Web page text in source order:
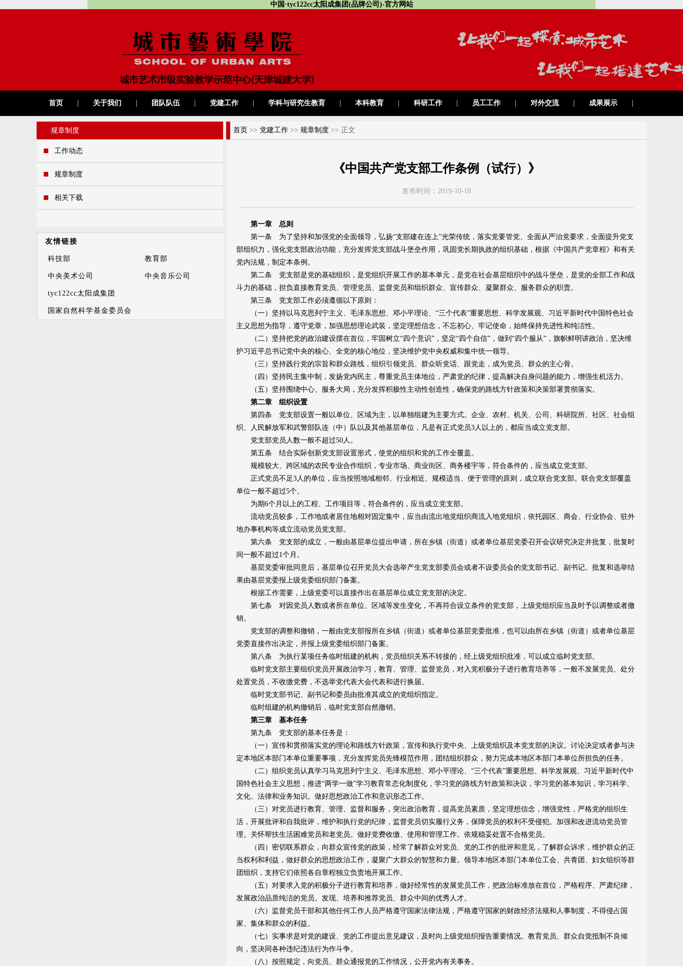
中国·tyc122cc太阳成集团(品牌公司)-官方网站
首页 关于我们 团队队伍 党建工作 学科与研究生教育 本科教育 科研工作 员工工作 对外交流 成果展示
首页 >> 党建工作 >> 规章制度 >> 正文
《中国共产党支部工作条例（试行）》
发布时间： 2019-10-18
第一章 总则
第一条 为了坚持和加强党的全面领导，弘扬“支部建在连上”光荣传统，落实党要管党、全面从严治党要求，全面提升党支
部组织力，强化党支部政治功能，充分发挥党支部战斗堡垒作用，巩固党长期执政的组织基础，根据《中国共产党章程》和有关
党内法规，制定本条例。
第二条 党支部是党的基础组织，是党组织开展工作的基本单元，是党在社会基层组织中的战斗堡垒，是党的全部工作和战
斗力的基础，担负直接教育党员、管理党员、监督党员和组织群众、宣传群众、凝聚群众、服务群众的职责。
第三条 党支部工作必须遵循以下原则：
（一）坚持以马克思列宁主义、毛泽东思想、邓小平理论、“三个代表”重要思想、科学发展观、习近平新时代中国特色社会
主义思想为指导，遵守党章，加强思想理论武装，坚定理想信念，不忘初心、牢记使命，始终保持先进性和纯洁性。
（二）坚持把党的政治建设摆在首位，牢固树立“四个意识”，坚定“四个自信”，做到“四个服从”，旗帜鲜明讲政治，坚决维
护习近平总书记党中央的核心、全党的核心地位，坚决维护党中央权威和集中统一领导。
（三）坚持践行党的宗旨和群众路线，组织引领党员、群众听党话、跟党走，成为党员、群众的主心骨。
（四）坚持民主集中制，发扬党内民主，尊重党员主体地位，严肃党的纪律，提高解决自身问题的能力，增强生机活力。
（五）坚持围绕中心、服务大局，充分发挥积极性主动性创造性，确保党的路线方针政策和决策部署贯彻落实。
第二章 组织设置
第四条 党支部设置一般以单位、区域为主，以单独组建为主要方式。企业、农村、机关、公司、科研院所、社区、社会组
织、人民解放军和武警部队连（中）队以及其他基层单位，凡是有正式党员3人以上的，都应当成立党支部。
党支部党员人数一般不超过50人。
第五条 结合实际创新党支部设置形式，使党的组织和党的工作全覆盖。
规模较大、跨区域的农民专业合作组织，专业市场、商业街区、商务楼宇等，符合条件的，应当成立党支部。
正式党员不足3人的单位，应当按照地域相邻、行业相近、规模适当、便于管理的原则，成立联合党支部。联合党支部覆盖
单位一般不超过5个。
为期6个月以上的工程、工作项目等，符合条件的，应当成立党支部。
流动党员较多，工作地或者居住地相对固定集中，应当由流出地党组织商流入地党组织，依托园区、商会、行业协会、驻外
地办事机构等成立流动党员党支部。
第六条 党支部的成立，一般由基层单位提出申请，所在乡镇（街道）或者单位基层党委召开会议研究决定并批复，批复时
间一般不超过1个月。
基层党委审批同意后，基层单位召开党员大会选举产生党支部委员会或者不设委员会的党支部书记、副书记。批复和选举结
果由基层党委报上级党委组织部门备案。
根据工作需要，上级党委可以直接作出在基层单位成立党支部的决定。
第七条 对因党员人数或者所在单位、区域等发生变化，不再符合设立条件的党支部，上级党组织应当及时予以调整或者撤
销。
党支部的调整和撤销，一般由党支部报所在乡镇（街道）或者单位基层党委批准，也可以由所在乡镇（街道）或者单位基层
党委直接作出决定，并报上级党委组织部门备案。
第八条 为执行某项任务临时组建的机构，党员组织关系不转接的，经上级党组织批准，可以成立临时党支部。
临时党支部主要组织党员开展政治学习，教育、管理、监督党员，对入党积极分子进行教育培养等，一般不发展党员、处分
处置党员，不收缴党费，不选举党代表大会代表和进行换届。
临时党支部书记、副书记和委员由批准其成立的党组织指定。
临时组建的机构撤销后，临时党支部自然撤销。
第三章 基本任务
第九条 党支部的基本任务是：
（一）宣传和贯彻落实党的理论和路线方针政策，宣传和执行党中央、上级党组织及本党支部的决议。讨论决定或者参与决
定本地区本部门本单位重要事项，充分发挥党员先锋模范作用，团结组织群众，努力完成本地区本部门本单位所担负的任务。
（二）组织党员认真学习马克思列宁主义、毛泽东思想、邓小平理论、“三个代表”重要思想、科学发展观、习近平新时代中
国特色社会主义思想，推进“两学一做”学习教育常态化制度化，学习党的路线方针政策和决议，学习党的基本知识，学习科学、
文化、法律和业务知识。做好思想政治工作和意识形态工作。
（三）对党员进行教育、管理、监督和服务，突出政治教育，提高党员素质，坚定理想信念，增强党性，严格党的组织生
活，开展批评和自我批评，维护和执行党的纪律，监督党员切实履行义务，保障党员的权利不受侵犯。加强和改进流动党员管
理。关怀帮扶生活困难党员和老党员。做好党费收缴、使用和管理工作。依规稳妥处置不合格党员。
（四）密切联系群众，向群众宣传党的政策，经常了解群众对党员、党的工作的批评和意见，了解群众诉求，维护群众的正
当权利和利益，做好群众的思想政治工作，凝聚广大群众的智慧和力量。领导本地区本部门本单位工会、共青团、妇女组织等群
团组织，支持它们依照各自章程独立负责地开展工作。
（五）对要求入党的积极分子进行教育和培养，做好经常性的发展党员工作，把政治标准放在首位，严格程序、严肃纪律，
发展政治品质纯洁的党员。发现、培养和推荐党员、群众中间的优秀人才。
（六）监督党员干部和其他任何工作人员严格遵守国家法律法规，严格遵守国家的财政经济法规和人事制度，不得侵占国
家、集体和群众的利益。
（七）实事求是对党的建设、党的工作提出意见建议，及时向上级党组织报告重要情况。教育党员、群众自觉抵制不良倾
向，坚决同各种违纪违法行为作斗争。
（八）按照规定，向党员、群众通报党的工作情况，公开党内有关事务。
规章制度
工作动态
规章制度
相关下载
友情链接
科技部 教育部
中央美术公司 中央音乐公司
tyc122cc太阳成集团
国家自然科学基金委员会